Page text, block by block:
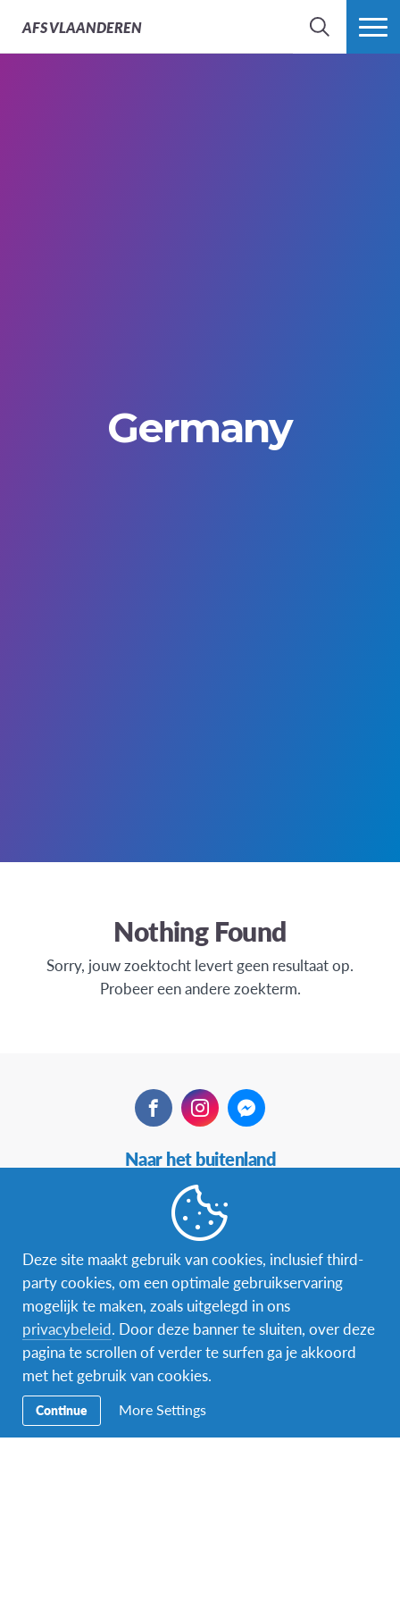
AFSVLAANDEREN
ZOEK MEER
Germany
Nothing Found
Sorry, jouw zoektocht levert geen resultaat op.
Probeer een andere zoekterm.
FacebookInstagramMessenger
Navigatie
Naar het buitenland
Word gastgezin
Vrijwilliger bij AFS
Ons educatieve aanbod
Aanmelden bij AFS
Contact
Deze site maakt gebruik van cookies, inclusief third-
party cookies, om een optimale gebruikservaring
mogelijk te maken, zoals uitgelegd in ons
privacybeleid. Door deze banner te sluiten, over deze
pagina te scrollen of verder te surfen ga je akkoord
met het gebruik van cookies.
Continue More Settings